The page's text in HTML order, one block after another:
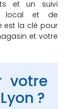
et un suivi
local et de
est la clé pour
et votre
votre
?